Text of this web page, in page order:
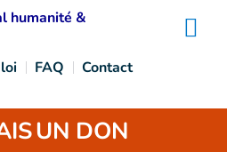
FAQ
Contact
UN DON